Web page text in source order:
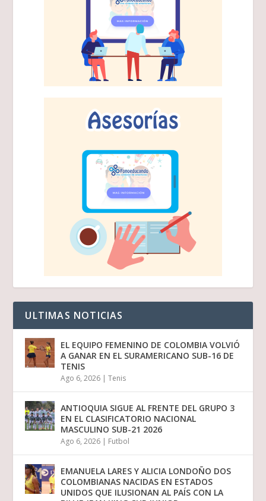
ULTIMAS NOTICIAS
EL EQUIPO FEMENINO DE COLOMBIA VOLVIÓ
A GANAR EN EL SURAMERICANO SUB-16 DE
TENIS
Ago 6, 2026 |Tenis
ANTIOQUIA SIGUE AL FRENTE DEL GRUPO 3
EN EL CLASIFICATORIO NACIONAL
MASCULINO SUB-21 2026
Ago 6, 2026 | Futbol
EMANUELA LARES Y ALICIA LONDOÑO DOS
COLOMBIANAS NACIDAS EN ESTADOS
UNIDOS QUE ILUSIONAN AL PAÍS CON LA